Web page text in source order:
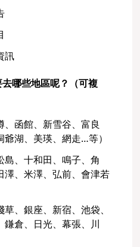
訊
哪些地區呢？（可複
、函館、新雪谷、富良
湖、美瑛、網走…等）
、十和田、鳴子、角
澤、米澤、弘前、會津若
、銀座、新宿、池袋、
倉、日光、幕張、川